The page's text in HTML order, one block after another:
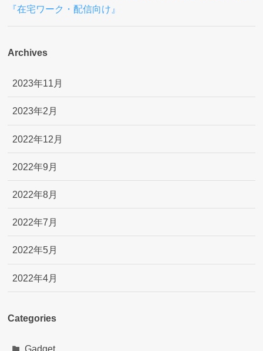
『在宅ワーク・配信向け』
Archives
2023年11月
2023年2月
2022年12月
2022年9月
2022年8月
2022年7月
2022年5月
2022年4月
Categories
Gadget